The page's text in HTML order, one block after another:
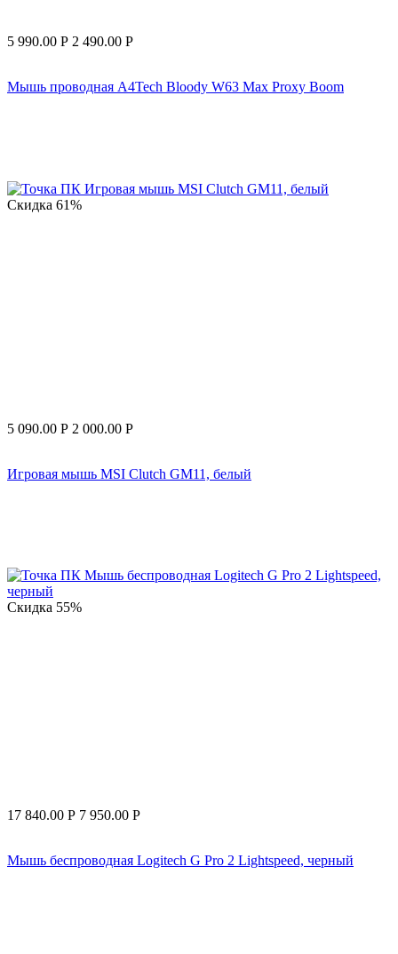
5 990.00 Р 2 490.00 Р
Мышь проводная A4Tech Bloody W63 Max Proxy Boom
Скидка 61%
5 090.00 Р 2 000.00 Р
Игровая мышь MSI Clutch GM11, белый
Скидка 55%
17 840.00 Р 7 950.00 Р
Мышь беспроводная Logitech G Pro 2 Lightspeed, черный